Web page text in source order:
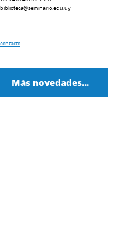
biblioteca@seminario.edu.uy
contacto
Más novedades...